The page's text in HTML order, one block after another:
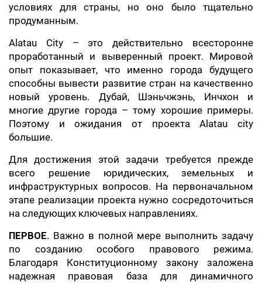
условиях для страны, но оно было тщательно
продуманным.
Alatau City – это действительно всесторонне
проработанный и выверенный проект. Мировой
опыт показывает, что именно города будущего
способны вывести развитие стран на качественно
новый уровень. Дубай, Шэньчжэнь, Инчхон и
многие другие города – тому хорошие примеры.
Поэтому и ожидания от проекта Alatau city
большие.
Для достижения этой задачи требуется прежде
всего решение юридических, земельных и
инфраструктурных вопросов. На первоначальном
этапе реализации проекта нужно сосредоточиться
на следующих ключевых направлениях.
ПЕРВОЕ. Важно в полной мере выполнить задачу
по созданию особого правового режима.
Благодаря Конституционному закону заложена
надежная правовая база для динамичного